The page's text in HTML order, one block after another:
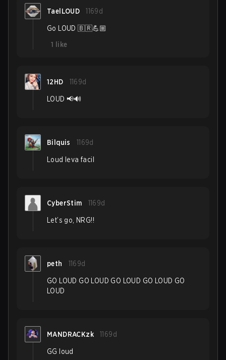
TaelLOUD 1169d
Go LOUD 🇧🇷💪🏼
1
like
12HD 1169d
LOUD 📢🔊
Bilquis 1169d
Loud leva facil
CyberStim 1169d
Let’s go, NRG!!
peth 1169d
GO LOUD GO LOUD GO LOUD GO LOUD GO
LOUD
MANDRACKzk 1169d
GG loud